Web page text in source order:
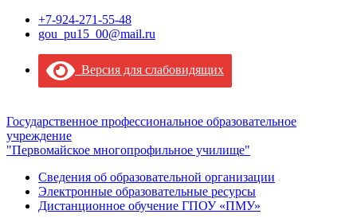
+7-924-271-55-48
gou_pu15_00@mail.ru
Версия для слабовидящих
Государственное профессиональное образовательное
учреждение
"Первомайское многопрофильное училище"
Сведения об образовательной организации
Электронные образовательные ресурсы
Дистанционное обучение ГПОУ «ПМУ»